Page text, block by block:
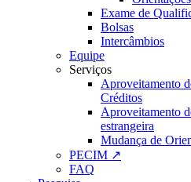
Exame de
Bolsas
Intercâmbios
Equipe
Serviços
Aproveitamento
Créditos
Aproveitamento
estrangeira
Mudança de
PECIM ↗
FAQ